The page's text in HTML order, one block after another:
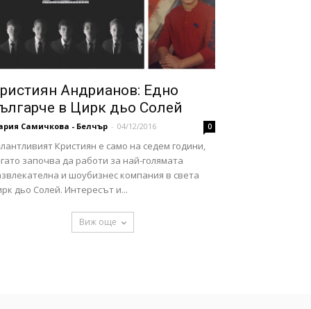
Андрианов: Едно
в Цирк дьо Солей
Самичкова - Белчър - 04/12/2016 0
Кристиян е само на седем години,
започва да работи за най-голямата
и шоубизнес компания в света
дьо Солей. Интересът и...
Виж още